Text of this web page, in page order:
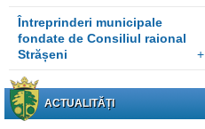
Întreprinderi municipale
fondate de Consiliul raional
Strășeni
+
ACTUALITĂȚI